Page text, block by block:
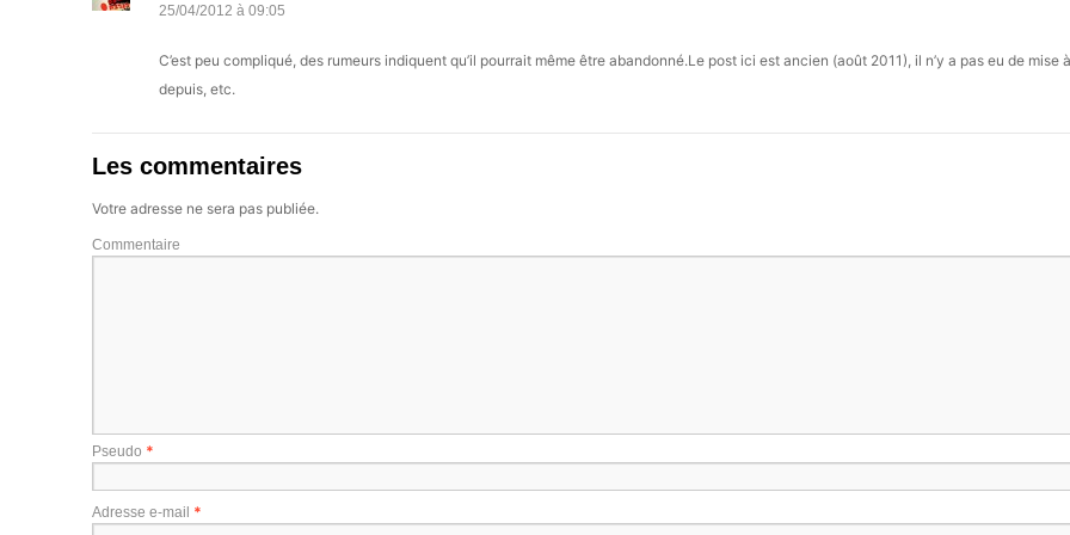
25/04/2012 à 09:05
C’est peu compliqué, des rumeurs indiquent qu’il pourrait même être abandonné.Le post ici est ancien (août 2011), il n’y a pas eu de mise
depuis, etc.
Les commentaires
Votre adresse ne sera pas publiée.
Commentaire
Pseudo *
Adresse e-mail *